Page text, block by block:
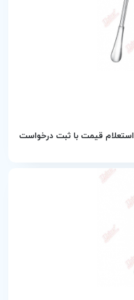
استعلام قیمت با ثبت درخواست